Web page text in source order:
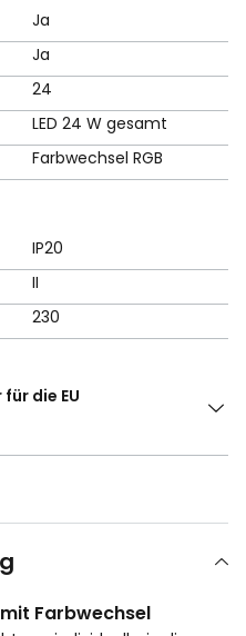
Ja
Ja
24
LED 24 W gesamt
Farbwechsel RGB
IP20
II
230
die EU
Farbwechsel